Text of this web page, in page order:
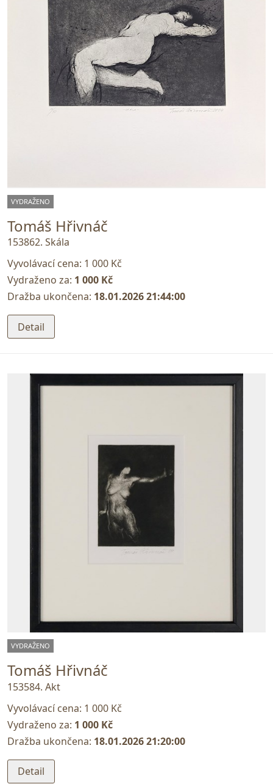
VYDRAŽENO
Tomáš Hřivnáč
153862. Skála
Vyvolávací cena: 1 000 Kč
Vydraženo za: 1 000 Kč
Dražba ukončena: 18.01.2026 21:44:00
Detail
VYDRAŽENO
Tomáš Hřivnáč
153584. Akt
Vyvolávací cena: 1 000 Kč
Vydraženo za: 1 000 Kč
Dražba ukončena: 18.01.2026 21:20:00
Detail